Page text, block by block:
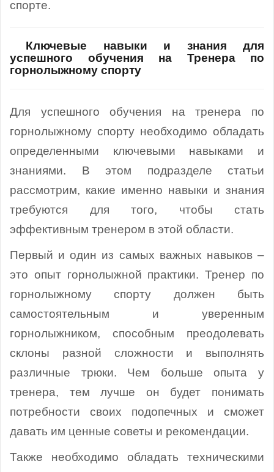
спорте.
Ключевые навыки и знания для
успешного обучения на Тренера по
горнолыжному спорту
Для успешного обучения на тренера по
горнолыжному спорту необходимо обладать
определенными ключевыми навыками и
знаниями. В этом подразделе статьи
рассмотрим, какие именно навыки и знания
требуются для того, чтобы стать
эффективным тренером в этой области.
Первый и один из самых важных навыков –
это опыт горнолыжной практики. Тренер по
горнолыжному спорту должен быть
самостоятельным и уверенным
горнолыжником, способным преодолевать
склоны разной сложности и выполнять
различные трюки. Чем больше опыта у
тренера, тем лучше он будет понимать
потребности своих подопечных и сможет
давать им ценные советы и рекомендации.
Также необходимо обладать техническими